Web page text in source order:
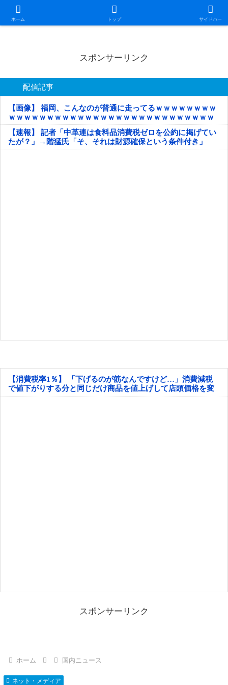
ホーム トップ サイドバー
日本第一！ニュース録
スポンサーリンク
配信記事
【画像】 福岡、こんなのが普通に走ってるｗｗｗｗｗｗｗｗ
ｗｗｗｗｗｗｗｗｗｗｗｗｗｗｗｗｗｗｗｗｗｗｗｗｗｗｗ
ｗｗｗｗｗ
【速報】 記者「中革連は食料品消費税ゼロを公約に掲げてい
たが？」→階猛氏「そ、それは財源確保という条件付き」
【消費税率1％】 「下げるのが筋なんですけど…」消費減税
で値下がりする分と同じだけ商品を値上げして店頭価格を変
えない店も
スポンサーリンク
ホーム 国内ニュース
ネット・メディア